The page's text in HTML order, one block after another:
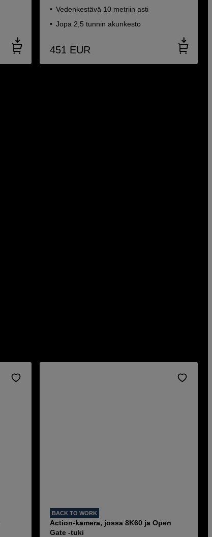
Vedenkestävä 10 metriin asti
Jopa 2,5 tunnin akunkesto
451 EUR
BACK TO WORK
Action-kamera, jossa 8K60 ja Open
Gate -tuki